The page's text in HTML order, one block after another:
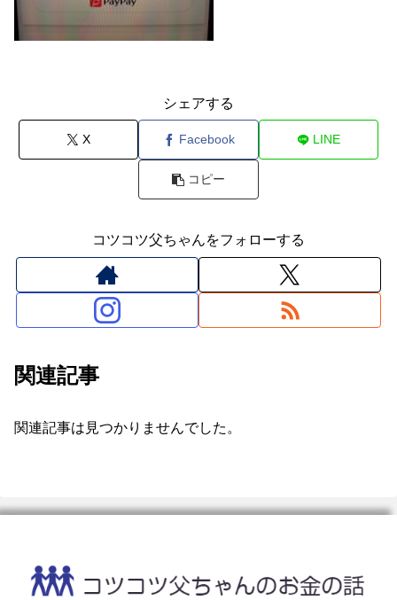
シェアする
X Facebook LINE
コピー
コツコツ父ちゃんをフォローする
関連記事
関連記事は見つかりませんでした。